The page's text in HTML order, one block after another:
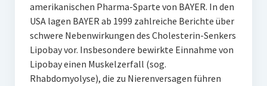
amerikanischen Pharma-Sparte von BAYER. In den
USA lagen BAYER ab 1999 zahlreiche Berichte über
schwere Nebenwirkungen des Cholesterin-Senkers
Lipobay vor. Insbesondere bewirkte Einnahme von
Lipobay einen Muskelzerfall (sog.
Rhabdomyolyse), die zu Nierenversagen führen